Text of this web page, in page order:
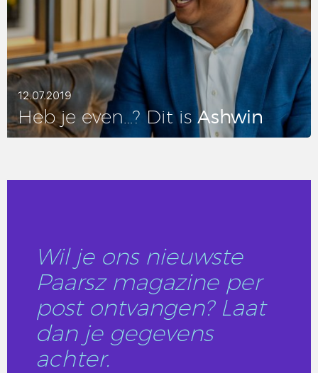
12.07.2019
Heb je even…? Dit is Ashwin
Wil je ons nieuwste
Paarsz magazine per
post ontvangen? Laat
dan je gegevens
achter.